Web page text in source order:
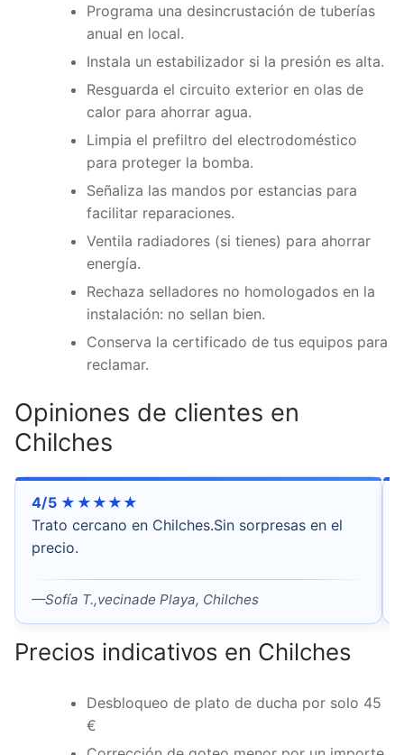
Programa una desincrustación de tuberías
anual en local.
Instala un estabilizador si la presión es alta.
Resguarda el circuito exterior en olas de
calor para ahorrar agua.
Limpia el prefiltro del electrodoméstico
para proteger la bomba.
Señaliza las mandos por estancias para
facilitar reparaciones.
Ventila radiadores (si tienes) para ahorrar
energía.
Rechaza selladores no homologados en la
instalación: no sellan bien.
Conserva la certificado de tus equipos para
reclamar.
Opiniones de clientes en
Chilches
4/5 ★★★★★
Trato cercano en Chilches.Sin sorpresas en el
precio.
—Sofía T.,vecinade Playa, Chilches
Precios indicativos en Chilches
Desbloqueo de plato de ducha por solo 45
€